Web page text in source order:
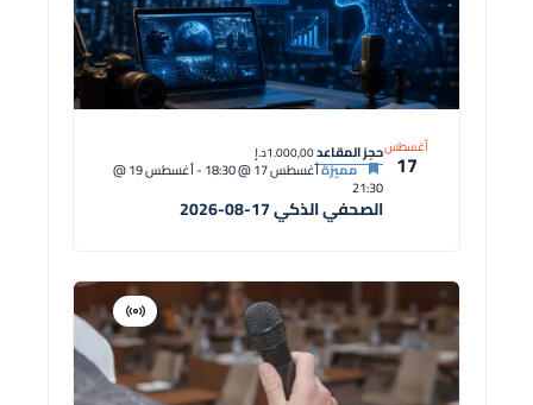
أغسطس
17
الصحفي الذكي 17-08-2026
مميزةأغسطس 17 @ 18:30 - أغسطس 19 @
21:30
حجز المقاعد1.000,00د.إ
افتراضية
دورة